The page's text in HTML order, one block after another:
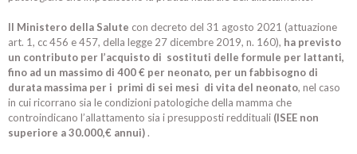
Il Ministero della Salute con decreto del 31 agosto 2021 (attuazione
art. 1, cc 456 e 457, della legge 27 dicembre 2019, n. 160), ha previsto
un contributo per l’acquisto di sostituti delle formule per lattanti,
fino ad un massimo di 400 € per neonato, per un fabbisogno di
durata massima per i primi di sei mesi di vita del neonato, nel caso
in cui ricorrano sia le condizioni patologiche della mamma che
controindicano l’allattamento sia i presupposti reddituali (ISEE non
superiore a 30.000,€ annui).